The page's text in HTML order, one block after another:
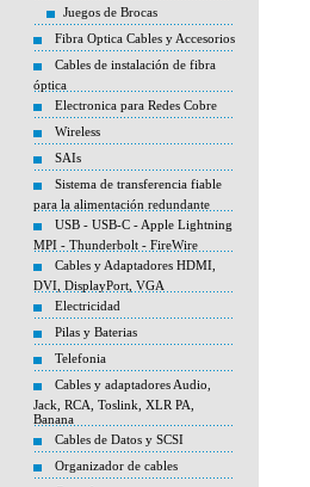
Juegos de Brocas
Fibra Optica Cables y Accesorios
Cables de instalación de fibra
óptica
Electronica para Redes Cobre
Wireless
SAIs
Sistema de transferencia fiable
para la alimentación redundante
USB - USB-C - Apple Lightning
MPI - Thunderbolt - FireWire
Cables y Adaptadores HDMI,
DVI, DisplayPort, VGA
Electricidad
Pilas y Baterias
Telefonia
Cables y adaptadores Audio,
Jack, RCA, Toslink, XLR PA,
Banana
Cables de Datos y SCSI
Organizador de cables